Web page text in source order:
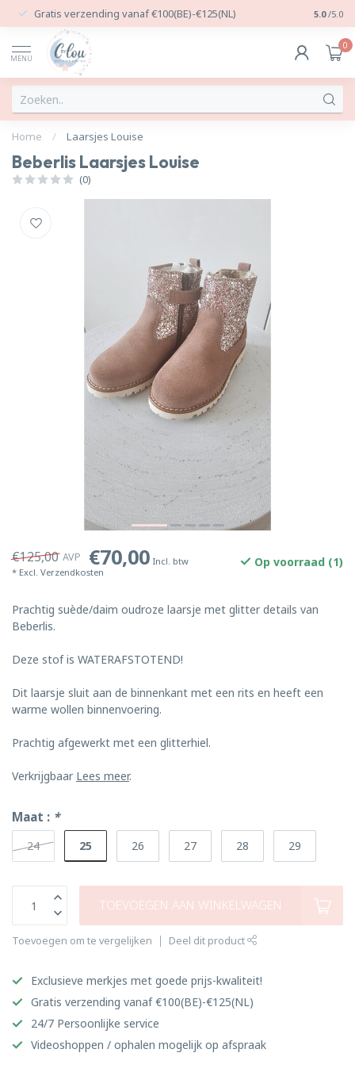
Gratis verzending vanaf €100(BE)-€125(NL) 24/7
5.0 /5.0
MENU
0
Home / Laarsjes Louise
Beberlis Laarsjes Louise
(0)
€125,00 AVP €70,00 Incl. btw
* Excl. Verzendkosten
Op voorraad (1)
Prachtig suède/daim oudroze laarsje met glitter details van
Beberlis.
Deze stof is WATERAFSTOTEND!
Dit laarsje sluit aan de binnenkant met een rits en heeft een
warme wollen binnenvoering.
Prachtig afgewerkt met een glitterhiel.
Verkrijgbaar Lees meer.
Maat : *
24 25 26 27 28 29
TOEVOEGEN AAN WINKELWAGEN
Toevoegen om te vergelijken Deel dit product
Exclusieve merkjes met goede prijs-kwaliteit!
Gratis verzending vanaf €100(BE)-€125(NL)
24/7 Persoonlijke service
Videoshoppen / ophalen mogelijk op afspraak